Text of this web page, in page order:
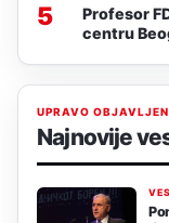
5
Profesor
centru
UPRAVO
Najnovije